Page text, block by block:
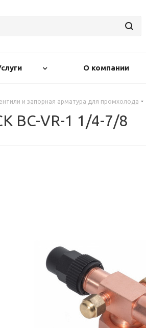
О компании
и запорная арматура для промхолода
BC-VR-1 1/4-7/8